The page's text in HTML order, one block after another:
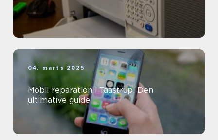
04. marts 2025
Mobil reparation i Taastrup: Den
ultimative guide